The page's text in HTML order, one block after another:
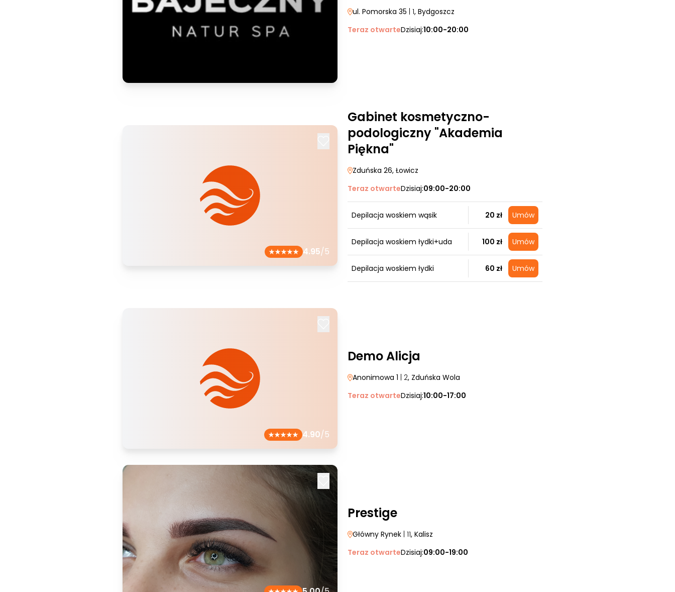
ul. Pomorska 35 | 1, Bydgoszcz
Teraz otwarteDzisiaj:10:00-20:00
4.95/5
Gabinet kosmetyczno-
podologiczny "Akademia
Piękna"
Zduńska 26, Łowicz
Teraz otwarteDzisiaj:09:00-20:00
Depilacja woskiem wąsik 20 zł Umów
Depilacja woskiem łydki+uda 100 zł Umów
Depilacja woskiem łydki 60 zł Umów
4.90/5
Demo Alicja
Anonimowa 1 | 2, Zduńska Wola
Teraz otwarteDzisiaj:10:00-17:00
Prestige
Główny Rynek | 11, Kalisz
Teraz otwarteDzisiaj:09:00-19:00